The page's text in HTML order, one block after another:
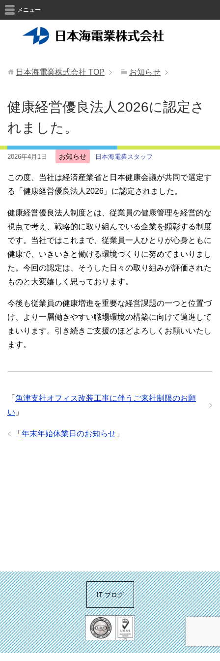
メニュー
日本海電業株式会社 TOP お知らせ
健康経営優良法人2026に認定さ
れました。
2026年4月1日 お知らせ 日本海電業スタッフ
この度、当社は経済産業省と日本健康会議が共同で選定す
る「健康経営優良法人2026」に認定されました。
健康経営優良法人制度とは、従業員の健康管理を経営的な
視点で考え、戦略的に取り組んでいる企業を顕彰する制度
です。当社ではこれまで、従業員一人ひとりが心身ともに
健康で、いきいきと働ける環境づくりに努めてまいりまし
た。今回の認定は、そうした日々の取り組みが評価された
ものと大変嬉しく思っております。
今後も従業員の健康増進を重要な経営課題の一つと位置づ
け、より一層働きやすい職場環境の構築に向けて邁進して
まいります。引き続きご支援のほどよろしくお願いいたし
ます。
「 魚津支社オフィス改装工事に伴うご来社制限のお願
い 」
「 年末年始休業日のお知らせ 」
IT ブログ